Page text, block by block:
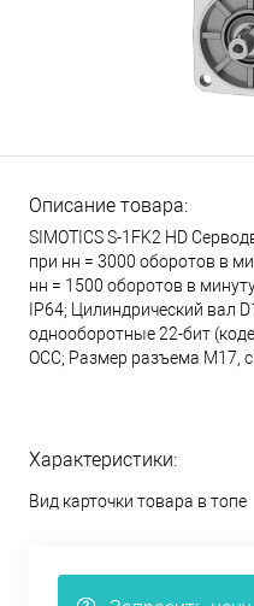
Описание товара:
SIMOTICS S-1FK2 HD
при нн = 3000 оборотов в
нн = 1500 оборотов в
IP64; Цилиндрический вал
однооборотные 22-бит
OCC; Размер разъема М17,
Характеристики:
Вид карточки товара в топе